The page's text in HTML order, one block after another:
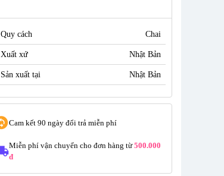
Quy cách Chai
Xuất xứ Nhật Bản
Sản xuất tại Nhật Bản
Cam kết 90 ngày đổi trả miễn phí
Miễn phí vận chuyển cho đơn hàng từ500.000
đ